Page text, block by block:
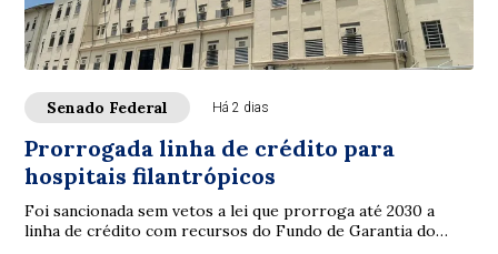
Senado Federal Há 2 dias
Prorrogada linha de crédito para
hospitais filantrópicos
Foi sancionada sem vetos a lei que prorroga até 2030 a
linha de crédito com recursos do Fundo de Garantia do